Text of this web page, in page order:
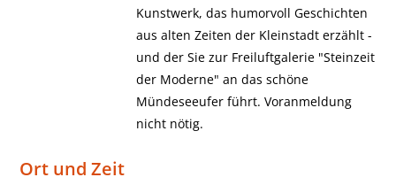
Kunstwerk, das humorvoll Geschichten
aus alten Zeiten der Kleinstadt erzählt -
und der Sie zur Freiluftgalerie "Steinzeit
der Moderne" an das schöne
Mündeseeufer führt. Voranmeldung
nicht nötig.
Ort und Zeit